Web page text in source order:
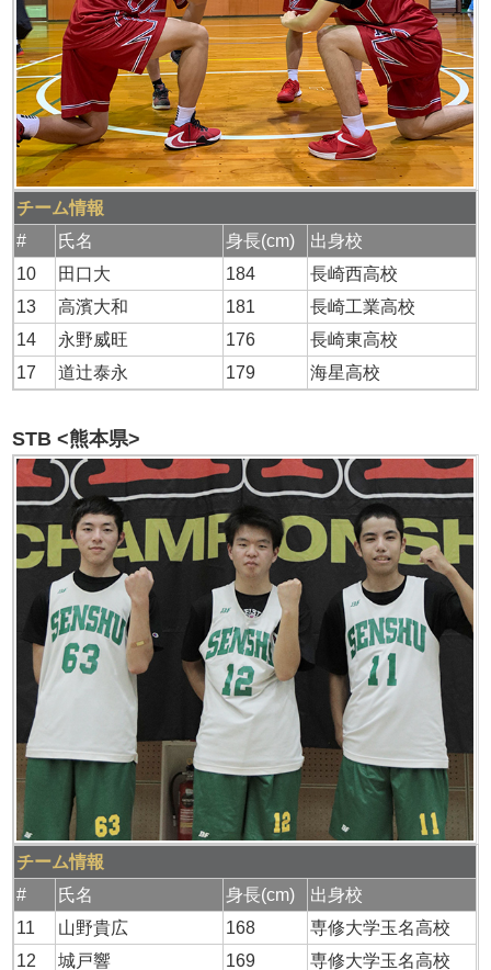
チーム情報
#
氏名 身長(cm)
出身校
10
田口大 184
長崎西高校
13
高濱大和 181
長崎工業高校
14
永野威旺 176
長崎東高校
17
道辻泰永 179 海星高校
STB <熊本県>
チーム情報
#
氏名 身長(cm)
出身校
11
山野貴広 168
専修大学玉名高校
12
城戸響 169 専修大学玉名高校